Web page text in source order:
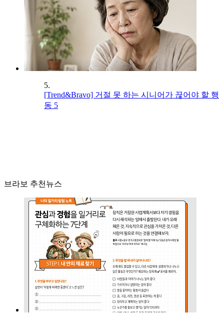
5.
[Trend&Bravo] 거절 못 하는 시니어가 끊어야 할 행
동 5
브라보 추천뉴스